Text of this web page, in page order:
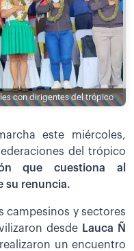
con dirigentes del trópico
este miércoles,
del trópico
que cuestiona al
su renuncia.
campesinos y sectores
desdeLauca Ñ
un encuentro